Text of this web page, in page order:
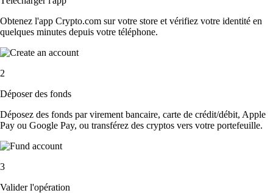
Obtenez l'app Crypto.com sur votre store et vérifiez votre identité en
quelques minutes depuis votre téléphone.
2
Déposer des fonds
Déposez des fonds par virement bancaire, carte de crédit/débit, Apple
Pay ou Google Pay, ou transférez des cryptos vers votre portefeuille.
3
Valider l'opération